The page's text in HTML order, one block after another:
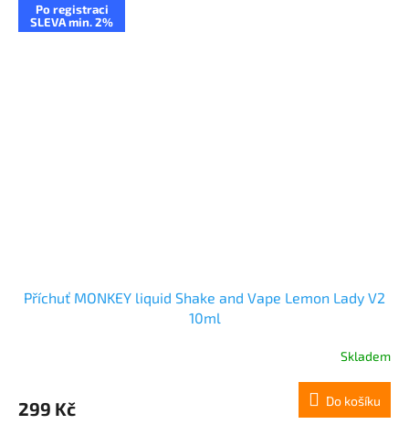
Po registraci
SLEVA min. 2%
Příchuť MONKEY liquid Shake and Vape Lemon Lady V2
10ml
Skladem
299 Kč Do košíku